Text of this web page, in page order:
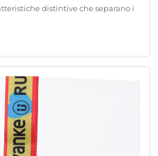
distintive che separano i
medi. La Cina si è affermata
la produzione di medaglie,